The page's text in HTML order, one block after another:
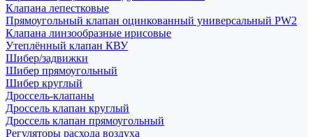
Клапана лепестковые
Прямоугольный клапан оцинкованный универсальный PW2
Клапана линзообразные ирисовые
Утеплённый клапан КВУ
Шибер/задвижки
Шибер прямоугольный
Шибер круглый
Дроссель-клапаны
Дроссель клапан круглый
Дроссель клапан прямоугольный
Регуляторы расхода воздуха